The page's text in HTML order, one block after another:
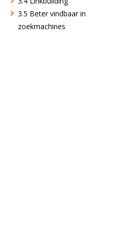
3.5 Beter vindbaar in
zoekmachines